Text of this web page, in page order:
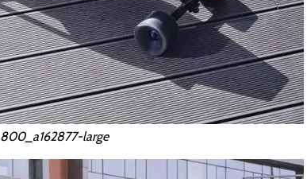
800_a162877-large